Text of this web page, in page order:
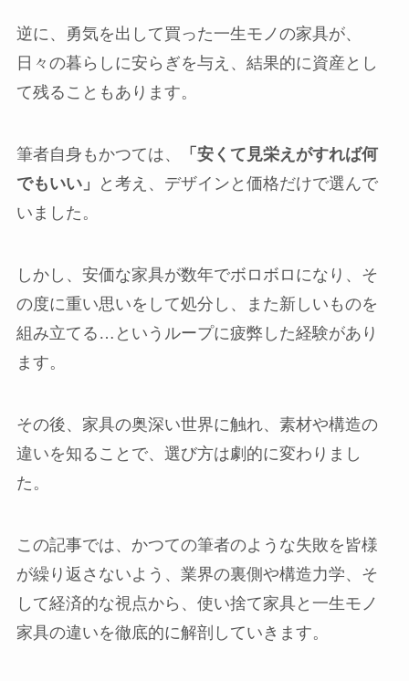
逆に、勇気を出して買った一生モノの家具が、
日々の暮らしに安らぎを与え、結果的に資産とし
て残ることもあります。
筆者自身もかつては、
「安くて見栄えがすれば何
でもいい」
と考え、デザインと価格だけで選んで
いました。
しかし、安価な家具が数年でボロボロになり、そ
の度に重い思いをして処分し、また新しいものを
組み立てる…というループに疲弊した経験があり
ます。
その後、家具の奥深い世界に触れ、素材や構造の
違いを知ることで、選び方は劇的に変わりまし
た。
この記事では、かつての筆者のような失敗を皆様
が繰り返さないよう、業界の裏側や構造力学、そ
して経済的な視点から、使い捨て家具と一生モノ
家具の違いを徹底的に解剖していきます。